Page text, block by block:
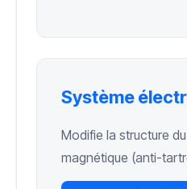
Système
Modifie la structure
magnétique (anti-